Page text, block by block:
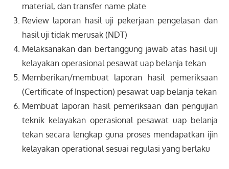
material, dan transfer name plate
Review laporan hasil uji pekerjaan pengelasan dan
hasil uji tidak merusak (NDT)
Melaksanakan dan bertanggung jawab atas hasil uji
kelayakan operasional pesawat uap belanja tekan
Memberikan/membuat laporan hasil pemeriksaan
(Certificate of Inspection) pesawat uap belanja tekan
Membuat laporan hasil pemeriksaan dan pengujian
teknik kelayakan operasional pesawat uap belanja
tekan secara lengkap guna proses mendapatkan ijin
kelayakan operational sesuai regulasi yang berlaku